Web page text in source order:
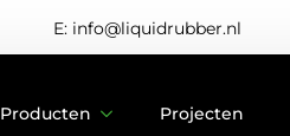
E: info@liquidrubber.nl
Producten Projecten